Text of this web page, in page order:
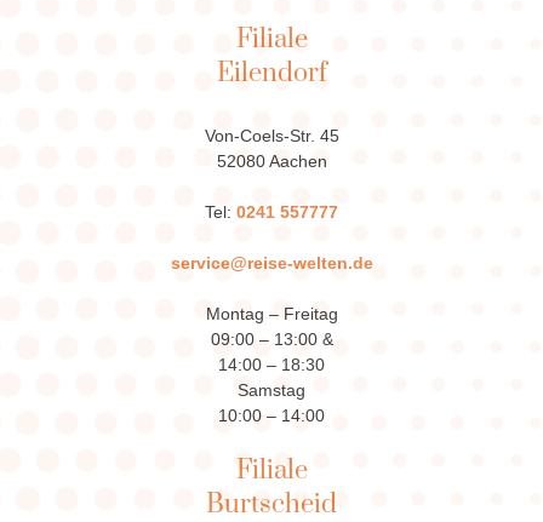
Filiale
Eilendorf
Von-Coels-Str. 45
52080 Aachen
Tel: 0241 557777
service@reise-welten.de
Montag – Freitag
09:00 – 13:00 &
14:00 – 18:30
Samstag
10:00 – 14:00
Filiale
Burtscheid